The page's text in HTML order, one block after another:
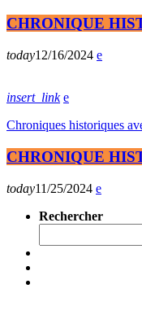
CHRONIQUE
today12/16/2024
insert_link
Chroniques historiques
CHRONIQUE
today11/25/2024
Rechercher